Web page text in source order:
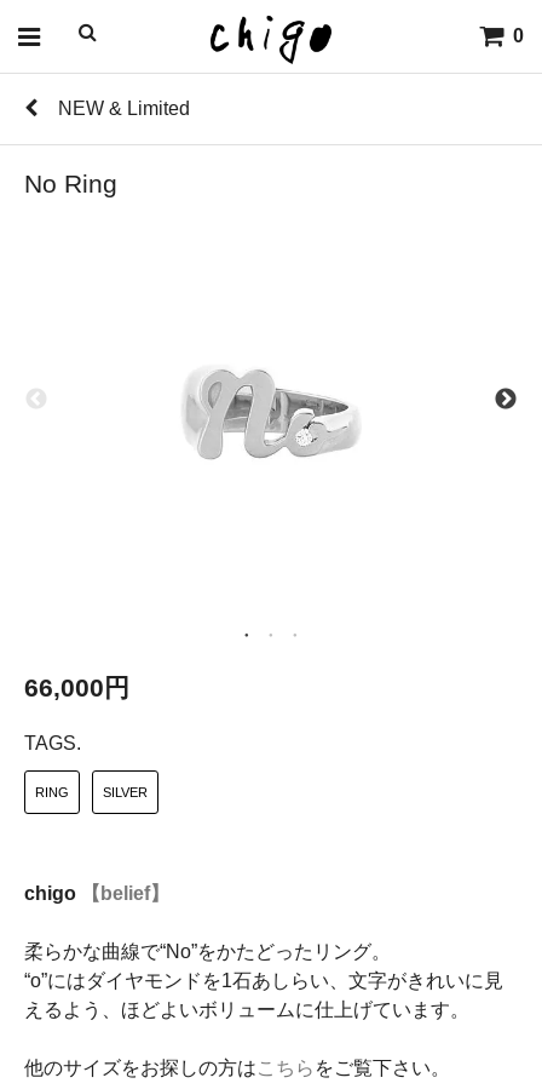
0
NEW & Limited
No Ring
66,000円
TAGS.
RING SILVER
chigo 【belief】
柔らかな曲線で“No”をかたどったリング。
“o”にはダイヤモンドを1石あしらい、文字がきれいに見
えるよう、ほどよいボリュームに仕上げています。
他のサイズをお探しの方はこちら をご覧下さい。